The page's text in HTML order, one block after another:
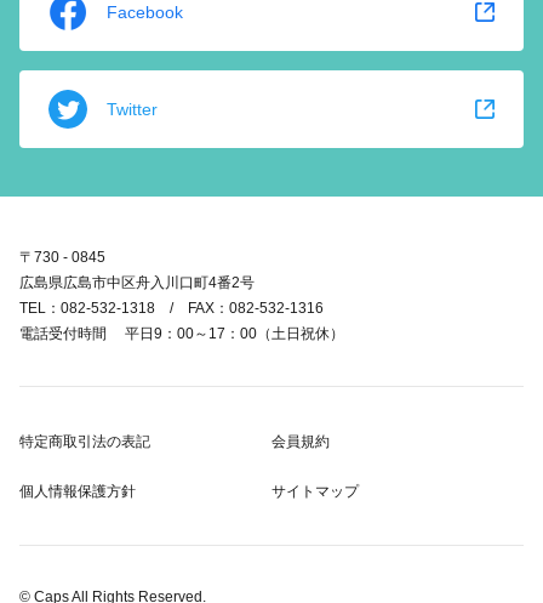
Facebook
Twitter
〒730 - 0845
広島県広島市中区舟入川口町4番2号
TEL：082-532-1318 / FAX：082-532-1316
電話受付時間 平日9：00～17：00（土日祝休）
特定商取引法の表記 会員規約
個人情報保護方針 サイトマップ
© Caps All Rights Reserved.